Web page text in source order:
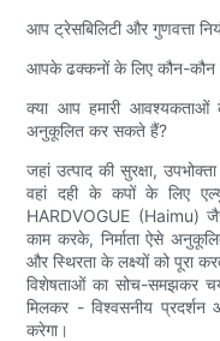
आप ट्रेसबिलिटी और गुणवत्ता
आपके ढक्कनों के लिए कौन-कौन
क्या आप हमारी आवश्यकताओं
अनुकूलित कर सकते हैं?
जहां उत्पाद की सुरक्षा,
वहां दही के कपों के लिए
HARDVOGUE (Haimu)
काम करके, निर्माता ऐसे
और स्थिरता के लक्ष्यों को पूरा
विशेषताओं का सोच-समझकर
मिलकर - विश्वसनीय
करेगा।